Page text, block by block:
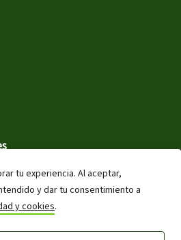
tu experiencia. Al aceptar,
y dar tu consentimiento a
y cookies.